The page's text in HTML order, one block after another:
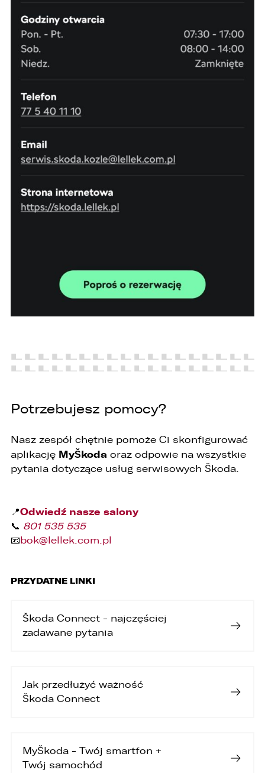
Potrzebujesz pomocy?
Nasz zespół chętnie pomoże Ci skonfigurować
aplikację MyŠkoda oraz odpowie na wszystkie
pytania dotyczące usług serwisowych Škoda.
📍Odwiedź nasze salony
📞 801 535 535
📧bok@lellek.com.pl
PRZYDATNE LINKI
Škoda Connect - najczęściej
zadawane pytania
Jak przedłużyć ważność
Škoda Connect
MyŠkoda - Twój smartfon +
Twój samochód